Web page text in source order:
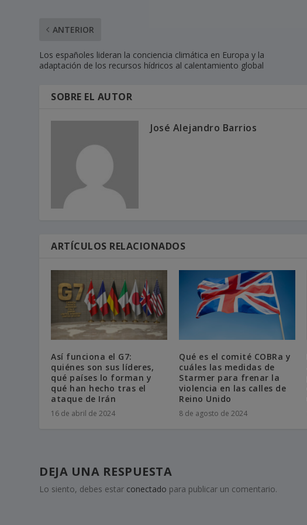
ANTERIOR
Los españoles lideran la conciencia climática en Europa y la
adaptación de los recursos hídricos al calentamiento global
SOBRE EL AUTOR
José Alejandro Barrios
ARTÍCULOS RELACIONADOS
Así funciona el G7:
quiénes son sus líderes,
qué países lo forman y
qué han hecho tras el
ataque de Irán
16 de abril de 2024
Qué es el comité COBRa y
cuáles las medidas de
Starmer para frenar la
violencia en las calles de
Reino Unido
8 de agosto de 2024
DEJA UNA RESPUESTA
Lo siento, debes estar conectado para publicar un comentario.